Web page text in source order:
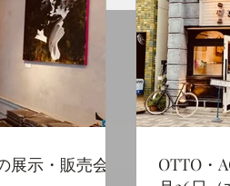
催は、1月
29日（土
示・販売会
OTTO・